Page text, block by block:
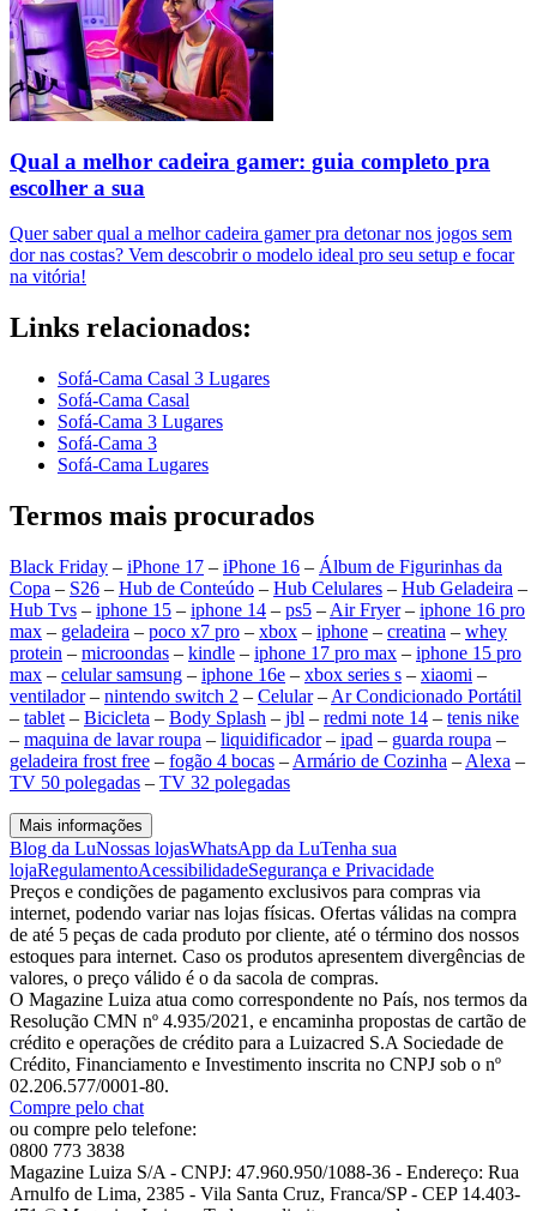
Qual a melhor cadeira gamer: guia completo pra
escolher a sua
Quer saber qual a melhor cadeira gamer pra detonar nos jogos sem
dor nas costas? Vem descobrir o modelo ideal pro seu setup e focar
na vitória!
Links relacionados:
Sofá-Cama Casal 3 Lugares
Sofá-Cama Casal
Sofá-Cama 3 Lugares
Sofá-Cama 3
Sofá-Cama Lugares
Termos mais procurados
Black Friday – iPhone 17 – iPhone 16 – Álbum de Figurinhas da
Copa – S26 – Hub de Conteúdo – Hub Celulares – Hub Geladeira –
Hub Tvs – iphone 15 – iphone 14 – ps5 – Air Fryer– iphone 16 pro
max – geladeira – poco x7 pro – xbox – iphone – creatina – whey
protein – microondas – kindle – iphone 17 pro max – iphone 15 pro
max – celular samsung – iphone 16e – xbox series s – xiaomi –
ventilador– nintendo switch 2 – Celular– Ar Condicionado Portátil
– tablet – Bicicleta – Body Splash – jbl – redmi note 14 – tenis nike
– maquina de lavar roupa – liquidificador– ipad – guarda roupa –
geladeira frost free – fogão 4 bocas – Armário de Cozinha – Alexa –
TV 50 polegadas – TV 32 polegadas
Mais informações
Blog da LuNossas lojasWhatsApp da LuTenha sua
lojaRegulamentoAcessibilidadeSegurança e Privacidade
Preços e condições de pagamento exclusivos para compras via
internet, podendo variar nas lojas físicas. Ofertas válidas na compra
de até 5 peças de cada produto por cliente, até o término dos nossos
estoques para internet. Caso os produtos apresentem divergências de
valores, o preço válido é o da sacola de compras.
O Magazine Luiza atua como correspondente no País, nos termos da
Resolução CMN nº 4.935/2021, e encaminha propostas de cartão de
crédito e operações de crédito para a Luizacred S.A Sociedade de
Crédito, Financiamento e Investimento inscrita no CNPJ sob o nº
02.206.577/0001-80.
Compre pelo chat
ou compre pelo telefone:
0800 773 3838
Magazine Luiza S/A - CNPJ: 47.960.950/1088-36 - Endereço: Rua
Arnulfo de Lima, 2385 - Vila Santa Cruz, Franca/SP - CEP 14.403-